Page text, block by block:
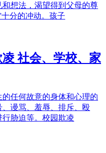
想法，渴望得到父母的尊
分的冲动。孩子
社会、学校、家
任何故意的身体和心理的
谩骂、羞辱、排斥、殴
胁迫等。校园欺凌